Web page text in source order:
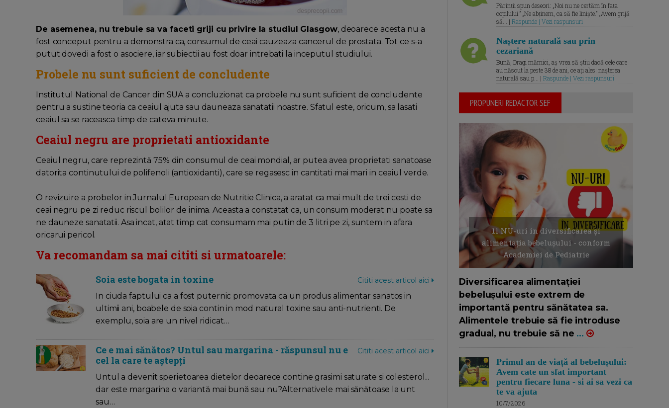
De asemenea, nu trebuie sa va faceti griji cu privire la studiul Glasgow, deoarece acesta nu a
fost conceput pentru a demonstra ca, consumul de ceai cauzeaza cancerul de prostata. Tot ce s-a
putut dovedi a fost o asociere, iar subiectii au fost doar intrebati la inceputul studiului.
Probele nu sunt suficient de concludente
Institutul National de Cancer din SUA a concluzionat ca probele nu sunt suficient de concludente
pentru a sustine teoria ca ceaiul ajuta sau dauneaza sanatatii noastre. Sfatul este, oricum, sa lasati
ceaiul sa se raceasca timp de cateva minute.
Ceaiul negru are proprietati antioxidante
Ceaiul negru, care reprezintă 75% din consumul de ceai mondial, ar putea avea proprietati sanatoase
datorita continutului de polifenoli (antioxidanti), care se regasesc in cantitati mai mari in ceaiul verde.
O revizuire a probelor in Jurnalul European de Nutritie Clinica, a aratat ca mai mult de trei cesti de
ceai negru pe zi reduc riscul bolilor de inima. Aceasta a constatat ca, un consum moderat nu poate sa
ne dauneze sanatatii. Asa incat, atat timp cat consumam mai putin de 3 litri pe zi, suntem in afara
oricarui pericol.
Va recomandam sa mai cititi si urmatoarele:
Cititi acest articol aici
Soia este bogata in toxine
In ciuda faptului ca a fost puternic promovata ca un produs alimentar sanatos in
ultimii ani, boabele de soia contin in mod natural toxine sau anti-nutrienti. De
exemplu, soia are un nivel ridicat…
Cititi acest articol aici
Ce e mai sănătos? Untul sau margarina - răspunsul nu e
cel la care te aștepți
Untul a devenit sperietoarea dietelor deoarece contine grasimi saturate si colesterol...
dar este margarina o variantă mai bună sau nu?Alternativele mai sănătoase la unt
sau…
Părinții spun deseori: „Noi nu ne certăm în fața
copilului.” „Ne abținem, ca să fie liniște.” „Avem grijă
să... | Raspunde | Vezi raspunsuri
Naștere naturală sau prin
cezariană
Bună, Dragi mămici, aș vrea să știu dacă cele care
au născut la peste 38 de ani, ce ați ales: nașterea
naturală sau p... | Raspunde | Vezi raspunsuri
PROPUNERI REDACTOR SEF
11 NU-uri in diversificarea și
alimentația bebelușului - conform
Academiei de Pediatrie
Diversificarea alimentației
bebelușului este extrem de
importantă pentru sănătatea sa.
Alimentele trebuie să fie introduse
gradual, nu trebuie să ne ...
Primul an de viață al bebelușului:
Avem cate un sfat important
pentru fiecare luna - si ai sa vezi ca
te va ajuta
10/7/2026